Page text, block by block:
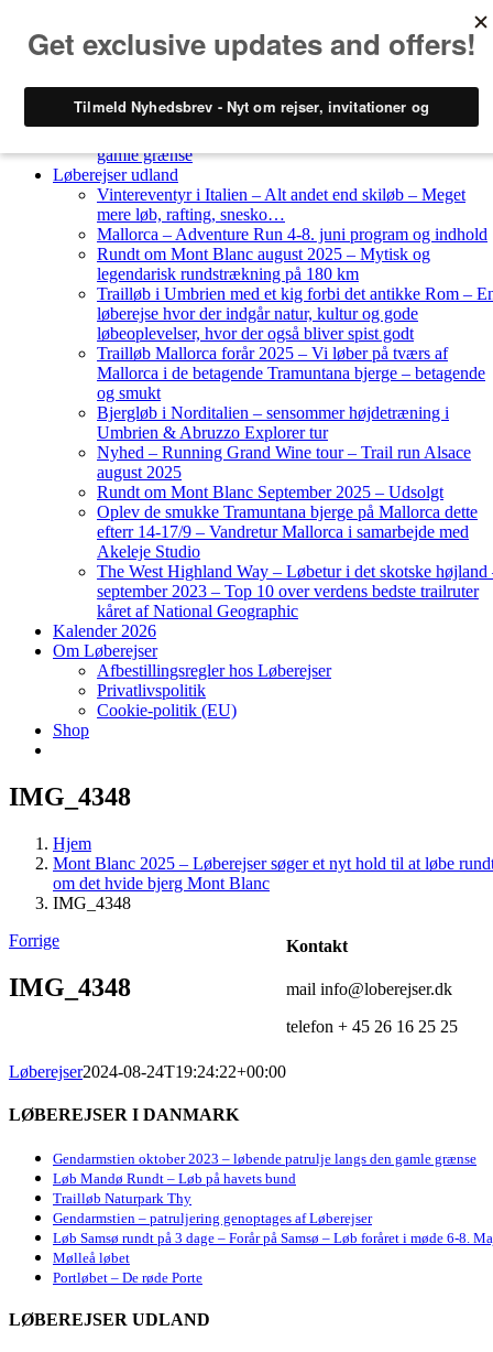
Løberejser Danmark
gamle grænse
Løberejser udland
Vintereventyr i Italien – Alt andet end skiløb – Meget
mere løb, rafting, snesko…
Mallorca – Adventure Run 4-8. juni program og indhold
Rundt om Mont Blanc august 2025 – Mytisk og
legendarisk rundstrækning på 180 km
Trailløb i Umbrien med et kig forbi det antikke Rom –
løberejse hvor der indgår natur, kultur og gode
løbeoplevelser, hvor der også bliver spist godt
Trailløb Mallorca forår 2025 – Vi løber på tværs af
Mallorca i de betagende Tramuntana bjerge – betagende
og smukt
Bjergløb i Norditalien – sensommer højdetræning i
Umbrien & Abruzzo Explorer tur
Nyhed – Running Grand Wine tour – Trail run Alsace
august 2025
Rundt om Mont Blanc September 2025 – Udsolgt
Oplev de smukke Tramuntana bjerge på Mallorca dette
efterr 14-17/9 – Vandretur Mallorca i samarbejde med
Akeleje Studio
The West Highland Way – Løbetur i det skotske højland
september 2023 – Top 10 over verdens bedste trailruter
kåret af National Geographic
Kalender 2026
Om Løberejser
Afbestillingsregler hos Løberejser
Privatlivspolitik
Cookie-politik (EU)
Shop
IMG_4348
Hjem
Mont Blanc 2025 – Løberejser søger et nyt hold til at løbe
om det hvide bjerg Mont Blanc
IMG_4348
Forrige
IMG_4348
Løberejser2024-08-24T19:24:22+00:00
LØBEREJSER I DANMARK
Gendarmstien oktober 2023 – løbende patrulje langs den gamle grænse
Løb Mandø Rundt – Løb på havets bund
Trailløb Naturpark Thy
Gendarmstien – patruljering genoptages af Løberejser
Løb Samsø rundt på 3 dage – Forår på Samsø – Løb foråret i møde 6-8.
Mølleå løbet
Portløbet – De røde Porte
LØBEREJSER UDLAND
Kontakt
mail info@loberejser.dk
telefon + 45 26 16 25 25